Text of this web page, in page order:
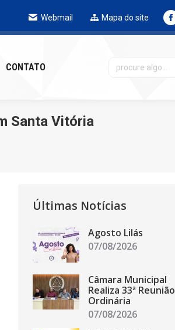
Webmail Mapa do site
CONTATO
Santa Vitória
Últimas Notícias
Agosto Lilás
07/08/2026
Câmara Municipal
Realiza 33ª Reunião
Ordinária
07/08/2026
CONTATO